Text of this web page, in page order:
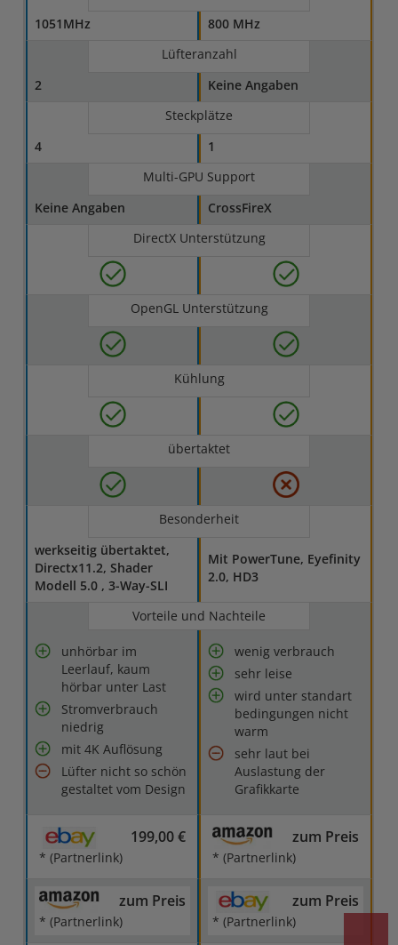
1051MHz
800 MHz
Lüfteranzahl
2
Keine Angaben
Steckplätze
4
1
Multi-GPU Support
Keine Angaben
CrossFireX
DirectX Unterstützung
OpenGL Unterstützung
Kühlung
übertaktet
Besonderheit
werkseitig übertaktet,
Directx11.2, Shader
Modell 5.0 , 3-Way-SLI
Mit PowerTune, Eyefinity
2.0, HD3
Vorteile und Nachteile
unhörbar im
Leerlauf, kaum
hörbar unter Last
Stromverbrauch
niedrig
mit 4K Auflösung
Lüfter nicht so schön
gestaltet vom Design
wenig verbrauch
sehr leise
wird unter standart
bedingungen nicht
warm
sehr laut bei
Auslastung der
Grafikkarte
199,00 €
* (Partnerlink)
zum Preis
* (Partnerlink)
zum Preis
* (Partnerlink)
zum Preis
* (Partnerlink)